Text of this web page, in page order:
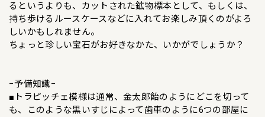
るというよりも、カットされた鉱物標本として、もしくは、
持ち歩けるルースケースなどに入れてお楽しみ頂くのがよろ
しいかもしれません。
ちょっと珍しい宝石がお好きなかた、いかがでしょうか？
−予備知識−
■トラピッチェ模様は通常、金太郎飴のようにどこを切って
も、このような黒いすじによって歯車のように6つの部屋に